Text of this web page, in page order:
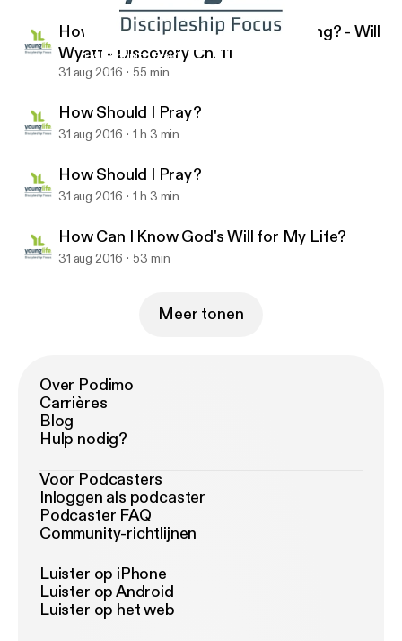
How Should I Pray?
Discipleship Focus
How Do I Know if My Faith is Growing? - Will
Wyatt - Discovery Ch. 11
31 aug 2016 55 min
How Should I Pray?
31 aug 2016 1 h 3 min
How Should I Pray?
31 aug 2016 1 h 3 min
How Can I Know God's Will for My Life?
31 aug 2016 53 min
Meer tonen
Over Podimo
Carrières
Blog
Hulp nodig?
Voor Podcasters
Inloggen als podcaster
Podcaster FAQ
Community-richtlijnen
Luister op iPhone
Luister op Android
Luister op het web